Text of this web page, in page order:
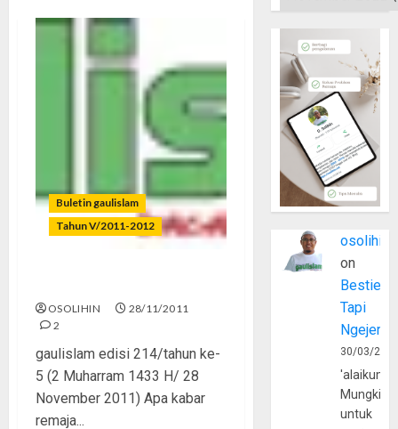
Buletin gaulislam
Tahun V/2011-2012
OSOLIHIN
28/11/2011
2
gaulislam edisi 214/tahun ke-
5 (2 Muharram 1433 H/ 28
November 2011) Apa kabar
remaja...
osolihin
on
Bestie
Tapi
30/03/
Mungkin
untuk